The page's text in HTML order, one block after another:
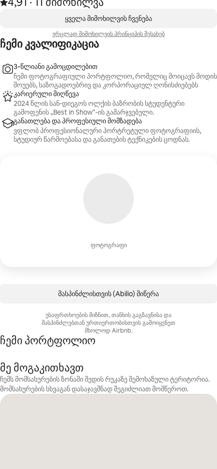
, ნაჩვენებია 0‑დან 0 ერთეული
ყველა მიმოხილვის ჩვენება
ვრცლად მიმოხილვის პრინციპის შესახებ
ჩემი კვალიფიკაცია
ფოტოგრაფი
3‑წლიანი გამოცდილებით
ჩემი ფოტოგრაფიული პორტფოლიო, რომელიც მოიცავს მოდის
შოუებს, საზოგადოებრივ და კორპორაციულ ღონისძიებებს
კარიერული მიღწევა
2024 წლის სან‑დიეგოს ოლქის ბაზრობის სტუდენტური
გამოფენის „Best in Show“‑ის გამარჯვებული.
განათლება და პროფესიული მომზადება
ვფლობ პროფესიონალური პორტრეტული ფოტოგრაფიის,
სტუდიურ წარმოებასა და განათების ტექნიკების ცოდნას.
მასპინძლისთვის (Abilio) მიწერა
უსაფრთხოების მიზნით, თანხის გაგზავნისა და
მასპინძლებთან ურთიერთობისთვის გამოიყენეთ
მხოლოდ Airbnb.
ჩემი პორტფოლიო
მე მოგაკითხავთ
ჩემს მომსახურების ზონაში შედის რუკაზე შემოხაზული ტერიტორია.
მომსახურების სხვაგან დასაჯავშნად შეგიძლიათ მომწეროთ.